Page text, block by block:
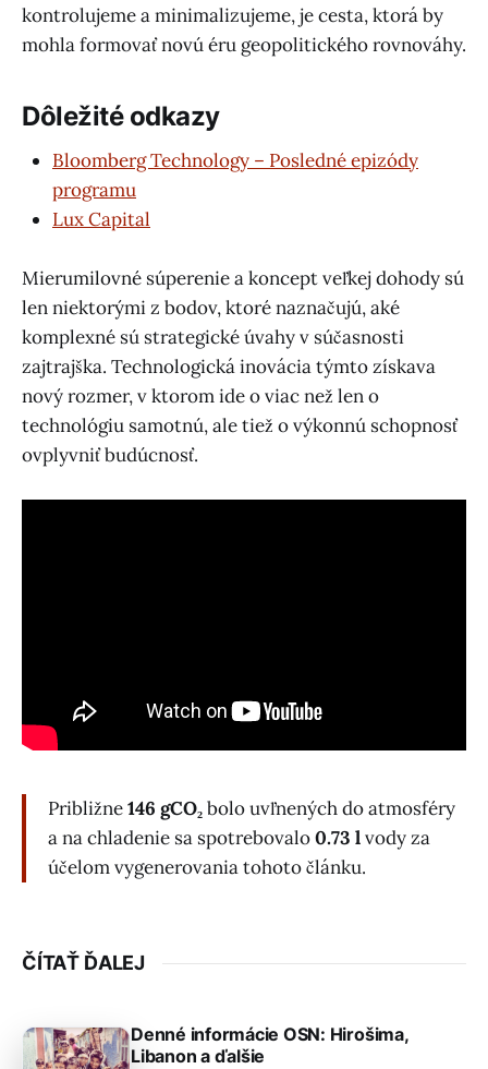
kontrolujeme a minimalizujeme, je cesta, ktorá by
mohla formovať novú éru geopolitického rovnováhy.
Dôležité odkazy
Bloomberg Technology – Posledné epizódy
programu
Lux Capital
Mierumilovné súperenie a koncept veľkej dohody sú
len niektorými z bodov, ktoré naznačujú, aké
komplexné sú strategické úvahy v súčasnosti
zajtrajška. Technologická inovácia týmto získava
nový rozmer, v ktorom ide o viac než len o
technológiu samotnú, ale tiež o výkonnú schopnosť
ovplyvniť budúcnosť.
Približne146 gCO₂bolo uvľnených do atmosféry
a na chladenie sa spotrebovalo0.73 lvody za
účelom vygenerovania tohoto článku.
ČÍTAŤ ĎALEJ
Denné informácie OSN: Hirošima,
Libanon a ďalšie